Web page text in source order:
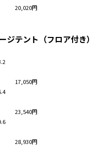
20,020円
ジテント（フロア付き）
17,050円
23,540円
28,930円